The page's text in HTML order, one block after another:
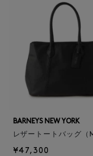
BARNEYS NEW YORK
レザートートバッグ（
¥47,300